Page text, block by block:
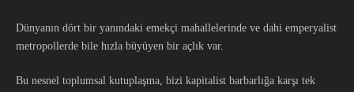
Dünyanın dört bir yanındaki emekçi mahallelerinde ve dahi emperyalist
metropollerde bile hızla büyüyen bir açlık var.
Bu nesnel toplumsal kutuplaşma, bizi kapitalist barbarlığa karşı tek